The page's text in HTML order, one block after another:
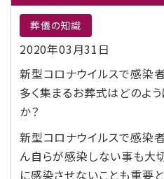
葬儀の知識
2020年03月31日
新型コロナウイルスで感染
多く集まるお葬式はどのよう
か？
新型コロナウイルスで感染
ん自らが感染しない事も大
に感染させないことも重要と